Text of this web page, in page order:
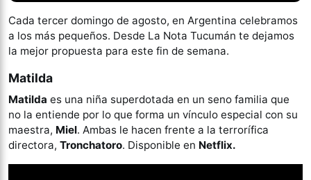
Cada tercer domingo de agosto, en Argentina celebramos
a los más pequeños. Desde La Nota Tucumán te dejamos
la mejor propuesta para este fin de semana.
Matilda
Matilda es una niña superdotada en un seno familia que
no la entiende por lo que forma un vínculo especial con su
maestra, Miel. Ambas le hacen frente a la terrorífica
directora, Tronchatoro. Disponible en Netflix.